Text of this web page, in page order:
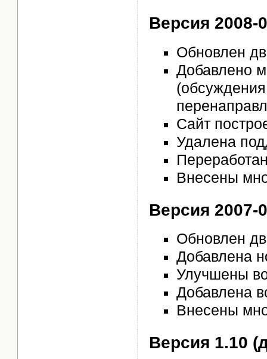
Версия 2008-
Обновлен
Добавлено
Сайт
Удалена
Внесены
Версия 2007-
Обновлен
Добавлена
Улучшены
Добавлена
Внесены
Версия 1.10